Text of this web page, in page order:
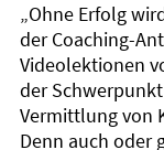
„Ohne Erfolg
der Coaching-
Videolektionen
der
Vermittlung von
Denn auch oder